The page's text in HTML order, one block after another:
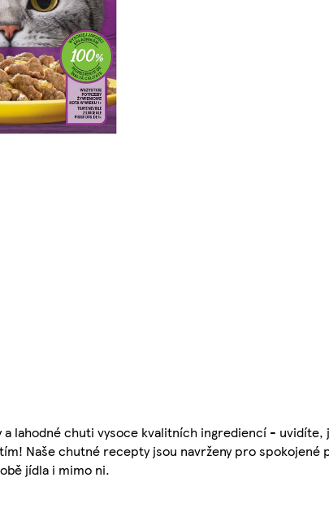
lahodné chuti vysoce kvalitních ingrediencí - uvidíte,
Naše chutné recepty jsou navrženy pro spokojené
jídla i mimo ni.